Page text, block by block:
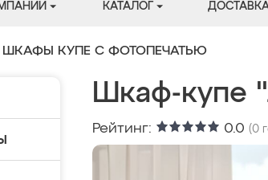
КАТАЛОГ
ШКАФЫ КУПЕ С ФОТОПЕЧАТЬЮ
Шкаф-купе
Рейтинг: 0.0 (0